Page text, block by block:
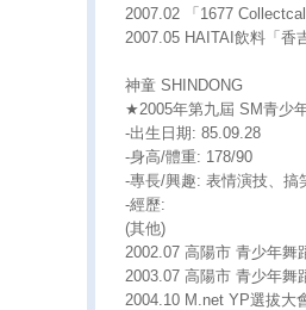
2007.02 「1677
2007.05 HAITAI飲料「香
神童 SHINDONG
★2005年第九屆 SM青少
-出生日期: 85.09.28
-身高/體重: 178/90
-專長/興趣: 表情演技、搞
-經歷:
(其他)
2002.07 高陽市 青少年舞
2003.07 高陽市 青少年舞
2004.10 M.net YP選拔大